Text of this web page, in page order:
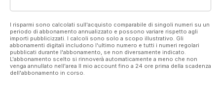
I risparmi sono calcolati sull'acquisto comparabile di singoli numeri su un
periodo di abbonamento annualizzato e possono variare rispetto agli
importi pubblicizzati. I calcoli sono solo a scopo illustrativo. Gli
abbonamenti digitali includono l'ultimo numero e tutti i numeri regolari
pubblicati durante l'abbonamento, se non diversamente indicato.
L'abbonamento scelto si rinnoverà automaticamente a meno che non
venga annullato nell'area Il mio account fino a 24 ore prima della scadenza
dell'abbonamento in corso.